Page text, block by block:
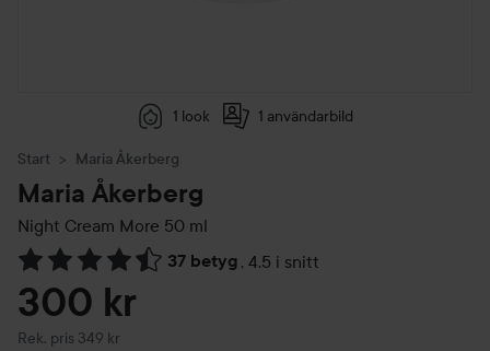
1 look 1 användarbild
Start Maria Åkerberg
Maria Åkerberg
Night Cream More 50 ml
37 betyg , 4.5 i snitt
Hoppa till Betyg & kommentarer
300 kr
Rek. pris 349 kr
Rekommenderat pris 349 kr